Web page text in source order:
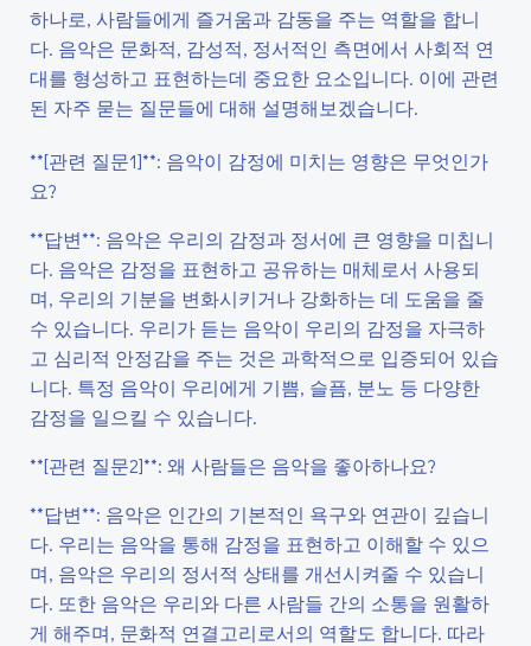
하나로, 사람들에게 즐거움과 감동을 주는 역할을 합니
다. 음악은 문화적, 감성적, 정서적인 측면에서 사회적 연
대를 형성하고 표현하는데 중요한 요소입니다. 이에 관련
된 자주 묻는 질문들에 대해 설명해보겠습니다.
**[관련 질문1]**: 음악이 감정에 미치는 영향은 무엇인가
요?
**답변**: 음악은 우리의 감정과 정서에 큰 영향을 미칩니
다. 음악은 감정을 표현하고 공유하는 매체로서 사용되
며, 우리의 기분을 변화시키거나 강화하는 데 도움을 줄
수 있습니다. 우리가 듣는 음악이 우리의 감정을 자극하
고 심리적 안정감을 주는 것은 과학적으로 입증되어 있습
니다. 특정 음악이 우리에게 기쁨, 슬픔, 분노 등 다양한
감정을 일으킬 수 있습니다.
**[관련 질문2]**: 왜 사람들은 음악을 좋아하나요?
**답변**: 음악은 인간의 기본적인 욕구와 연관이 깊습니
다. 우리는 음악을 통해 감정을 표현하고 이해할 수 있으
며, 음악은 우리의 정서적 상태를 개선시켜줄 수 있습니
다. 또한 음악은 우리와 다른 사람들 간의 소통을 원활하
게 해주며, 문화적 연결고리로서의 역할도 합니다. 따라